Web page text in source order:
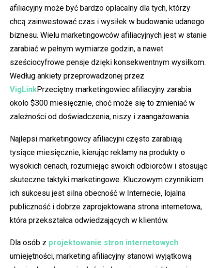
afiliacyjny może być bardzo opłacalny dla tych, którzy
chcą zainwestować czas i wysiłek w budowanie udanego
biznesu. Wielu marketingowców afiliacyjnych jest w stanie
zarabiać w pełnym wymiarze godzin, a nawet
sześciocyfrowe pensje dzięki konsekwentnym wysiłkom.
Według ankiety przeprowadzonej przez
VigLinkPrzeciętny marketingowiec afiliacyjny zarabia
około $300 miesięcznie, choć może się to zmieniać w
zależności od doświadczenia, niszy i zaangażowania.
Najlepsi marketingowcy afiliacyjni często zarabiają
tysiące miesięcznie, kierując reklamy na produkty o
wysokich cenach, rozumiejąc swoich odbiorców i stosując
skuteczne taktyki marketingowe. Kluczowym czynnikiem
ich sukcesu jest silna obecność w Internecie, lojalna
publiczność i dobrze zaprojektowana strona internetowa,
która przekształca odwiedzających w klientów.
Dla osób z projektowanie stron internetowych
umiejętności, marketing afiliacyjny stanowi wyjątkową